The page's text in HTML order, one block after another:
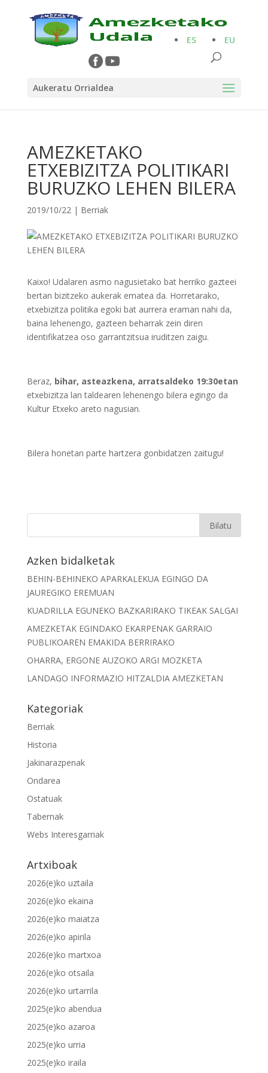
Aukeratu Orrialdea
ES EU
AMEZKETAKO
ETXEBIZITZA POLITIKARI
BURUZKO LEHEN BILERA
2019/10/22| Berriak
Kaixo! Udalaren asmo nagusietako bat herriko gazteei
bertan bizitzeko aukerak ematea da. Horretarako,
etxebizitza politika egoki bat aurrera eraman nahi da,
baina lehenengo, gazteen beharrak zein diren
identifikatzea oso garrantzitsua iruditzen zaigu.
Beraz, bihar, asteazkena, arratsaldeko 19:30etan
etxebizitza lan taldearen lehenengo bilera egingo da
Kultur Etxeko areto nagusian.
Bilera honetan parte hartzera gonbidatzen zaitugu!
Azken bidalketak
BEHIN-BEHINEKO APARKALEKUA EGINGO DA
JAUREGIKO EREMUAN
KUADRILLA EGUNEKO BAZKARIRAKO TIKEAK SALGAI
AMEZKETAK EGINDAKO EKARPENAK GARRAIO
PUBLIKOAREN EMAKIDA BERRIRAKO
OHARRA, ERGONE AUZOKO ARGI MOZKETA
LANDAGO INFORMAZIO HITZALDIA AMEZKETAN
Kategoriak
Berriak
Historia
Jakinarazpenak
Ondarea
Ostatuak
Tabernak
Webs Interesgarriak
Artxiboak
2026(e)ko uztaila
2026(e)ko ekaina
2026(e)ko maiatza
2026(e)ko apirila
2026(e)ko martxoa
2026(e)ko otsaila
2026(e)ko urtarrila
2025(e)ko abendua
2025(e)ko azaroa
2025(e)ko urria
2025(e)ko iraila